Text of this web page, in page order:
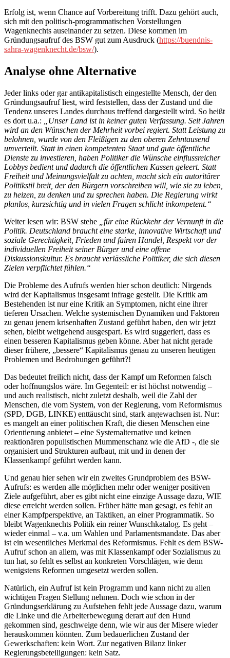
Erfolg ist, wenn Chance auf Vorbereitung trifft. Dazu gehört auch,
sich mit den politisch-programmatischen Vorstellungen
Wagenknechts auseinander zu setzen. Diese kommen im
Gründungsaufruf des BSW gut zum Ausdruck (https://buendnis-
sahra-wagenknecht.de/bsw/).
Analyse ohne Alternative
Jeder links oder gar antikapitalistisch eingestellte Mensch, der den
Gründungsaufruf liest, wird feststellen, dass der Zustand und die
Tendenz unseres Landes durchaus treffend dargestellt wird. So heißt
es dort u.a.:
„Unser Land ist in keiner guten Verfassung. Seit Jahren
wird an den Wünschen der Mehrheit vorbei regiert. Statt Leistung zu
belohnen, wurde von den Fleißigen zu den oberen Zehntausend
umverteilt. Statt in einen kompetenten Staat und gute öffentliche
Dienste zu investieren, haben Politiker die Wünsche einflussreicher
Lobbys bedient und dadurch die öffentlichen Kassen geleert. Statt
Freiheit und Meinungsvielfalt zu achten, macht sich ein autoritärer
Politikstil breit, der den Bürgern vorschreiben will, wie sie zu leben,
zu heizen, zu denken und zu sprechen haben. Die Regierung wirkt
planlos, kurzsichtig und in vielen Fragen schlicht inkompetent.“
Weiter lesen wir: BSW stehe
„für eine Rückkehr der Vernunft in die
Politik. Deutschland braucht eine starke, innovative Wirtschaft und
soziale Gerechtigkeit, Frieden und fairen Handel, Respekt vor der
individuellen Freiheit seiner Bürger und eine offene
Diskussionskultur. Es braucht verlässliche Politiker, die sich diesen
Zielen verpflichtet fühlen.“
Die Probleme des Aufrufs werden hier schon deutlich: Nirgends
wird der Kapitalismus insgesamt infrage gestellt. Die Kritik am
Bestehenden ist nur eine Kritik an Symptomen, nicht eine ihrer
tieferen Ursachen. Welche systemischen Dynamiken und Faktoren
zu genau jenem krisenhaften Zustand geführt haben, den wir jetzt
sehen, bleibt weitgehend ausgespart. Es wird suggeriert, dass es
einen besseren Kapitalismus geben könne. Aber hat nicht gerade
dieser frühere, „bessere“ Kapitalismus genau zu unseren heutigen
Problemen und Bedrohungen geführt?!
Das bedeutet freilich nicht, dass der Kampf um Reformen falsch
oder hoffnungslos wäre. Im Gegenteil: er ist höchst notwendig –
und auch realistisch, nicht zuletzt deshalb, weil die Zahl der
Menschen, die vom System, von der Regierung, vom Reformismus
(SPD, DGB, LINKE) enttäuscht sind, stark angewachsen ist. Nur:
es mangelt an einer politischen Kraft, die diesen Menschen eine
Orientierung anbietet – eine Systemalternative und keinen
reaktionären populistischen Mummenschanz wie die AfD -, die sie
organisiert und Strukturen aufbaut, mit und in denen der
Klassenkampf geführt werden kann.
Und genau hier sehen wir ein zweites Grundproblem des BSW-
Aufrufs: es werden alle möglichen mehr oder weniger positiven
Ziele aufgeführt, aber es gibt nicht eine einzige Aussage dazu, WIE
diese erreicht werden sollen. Früher hätte man gesagt, es fehlt an
einer Kampfperspektive, an Taktiken, an einer Programmatik. So
bleibt Wagenknechts Politik ein reiner Wunschkatalog. Es geht –
wieder einmal – v.a. um Wahlen und Parlamentsmandate. Das aber
ist ein wesentliches Merkmal des Reformismus. Fehlt es dem BSW-
Aufruf schon an allem, was mit Klassenkampf oder Sozialismus zu
tun hat, so fehlt es selbst an konkreten Vorschlägen, wie denn
wenigstens Reformen umgesetzt werden sollen.
Natürlich, ein Aufruf ist kein Programm und kann nicht zu allen
wichtigen Fragen Stellung nehmen. Doch wie schon in der
Gründungserklärung zu Aufstehen fehlt jede Aussage dazu, warum
die Linke und die Arbeiterbewegung derart auf den Hund
gekommen sind, geschweige denn, wie wir aus der Misere wieder
herauskommen könnten. Zum bedauerlichen Zustand der
Gewerkschaften: kein Wort. Zur negativen Bilanz linker
Regierungsbeteiligungen: kein Satz.